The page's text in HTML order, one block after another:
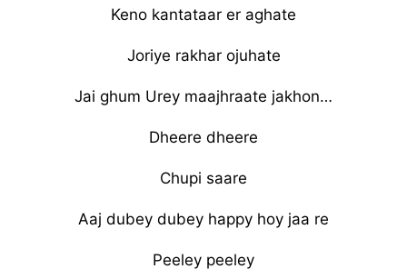
Keno kantataar er aghate
Joriye rakhar ojuhate
Jai ghum Urey maajhraate jakhon…
Dheere dheere
Chupi saare
Aaj dubey dubey happy hoy jaa re
Peeley peeley